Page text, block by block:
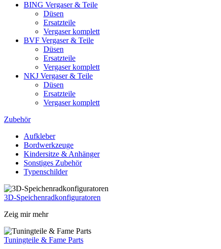
BING Vergaser & Teile
Düsen
Ersatzteile
Vergaser komplett
BVF Vergaser & Teile
Düsen
Ersatzteile
Vergaser komplett
NKJ Vergaser & Teile
Düsen
Ersatzteile
Vergaser komplett
Zubehör
Aufkleber
Bordwerkzeuge
Kindersitze & Anhänger
Sonstiges Zubehör
Typenschilder
3D-Speichenradkonfiguratoren
Zeig mir mehr
Tuningteile & Fame Parts